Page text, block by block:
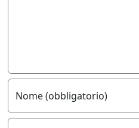
Nome (obbligatorio)